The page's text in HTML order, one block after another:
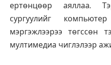
ертөнцөөр аяллаа.
сургуулийг
мэргэжлээрээ төгссөн
мултимедиа чиглэлээр